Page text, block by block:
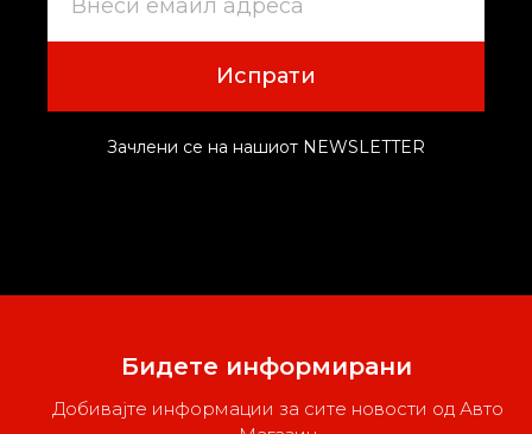
Испрати
Зачлени се на нашиот NEWSLETTER
Бидете информирани
Добивајте информации за сите новости од Авто